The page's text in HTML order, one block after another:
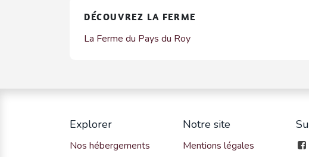
DÉCOUVREZ LA FERME
La Ferme du Pays du Roy
Explorer
Nos hébergements
Notre site
Mentions légales